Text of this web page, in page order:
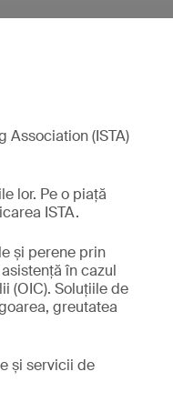
(ISTA)
lor. Pe o piață
ISTA.
și perene prin
în cazul
(OIC). Soluțiile de
greutatea
și servicii de